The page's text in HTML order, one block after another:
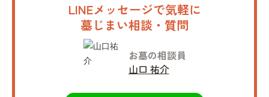
LINEメッセージで気軽に
墓じまい相談・質問
お墓の相談員
山口 祐介